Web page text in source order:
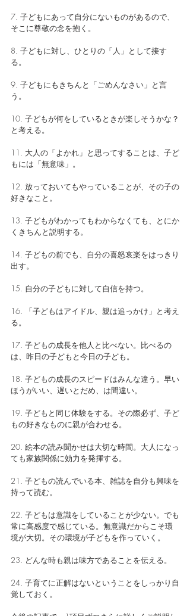
7. 子どもにあって自分にないものがあるので、
そこに尊敬の念を抱く。
8. 子どもに対し、ひとりの「人」として接す
る。
9. 子どもにもきちんと「ごめんなさい」と言
う。
10. 子どもが何をしているときが楽しそうかな？
と考える。
11. 大人の「よかれ」と思ってすることは、子ど
もには「無意味」。
12. 放っておいてもやっていることが、その子の
好きなこと。
13. 子どもがわかってもわからなくても、とにか
くきちんと説明する。
14. 子どもの前でも、自分の喜怒哀楽をはっきり
出す。
15. 自分の子どもに対して自信を持つ。
16. 「子どもはアイドル、親は追っかけ」と考え
る。
17. 子どもの成長を他人と比べない。比べるの
は、昨日の子どもと今日の子ども。
18. 子どもの成長のスピードはみんな違う。早い
ほうがいい、遅いとだめ、は間違い。
19. 子どもと同じ体験をする。その際必ず、子ど
もの好きなものに親が合わせる。
20. 絵本の読み聞かせは大切な時間。大人になっ
ても家族関係に効力を発揮する。
21. 子どもの読んでいる本、雑誌を自分も興味を
持って読む。
22. 子どもは意識をしていることが少ない。でも
常に高感度で感じている。無意識だからこそ環
境が大切。その環境が子どもを作っていく。
23. どんな時も親は味方であることを伝える。
24. 子育てに正解はないということをしっかり自
覚しておく。